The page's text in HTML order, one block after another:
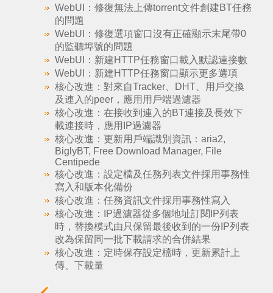
WebUI：修復無法上傳torrent文件創建BT任務
的問題
WebUI：修復選項窗口沒有正確顯示末尾帶0
的監聽埠號的問題
WebUI：新建HTTP任務窗口載入默認連接數
WebUI：新建HTTP任務窗口顯示更多選項
核心改進：對來自Tracker、DHT、用戶交換
及連入的peer，應用用戶端過濾器
核心改進：在接收到連入的BT連接及長效下
載連接時，應用IP過濾器
核心改進：更新用戶端識別資訊：aria2,
BiglyBT, Free Download Manager, File
Centipede
核心改進：設定檔及任務列表文件採用事務性
寫入和版本化備份
核心改進：任務資訊文件採用事務性寫入
核心改進：IP過濾器從多個地址訂閱IP列表
時，替換模式由只保留最後收到的一份IP列表
改為保留同一批下載請求的合併結果
核心改進：定時保存設定檔時，更新累計上
傳、下載量